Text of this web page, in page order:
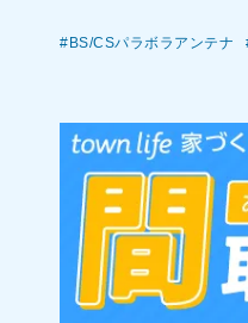
BS/CSパラボラアンテナ